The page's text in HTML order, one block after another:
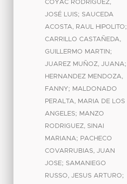
COYAC RODRÍGUEZ,
JOSÉ LUIS; SAUCEDA
ACOSTA, RAUL HIPOLITO;
CARRILLO CASTAÑEDA,
GUILLERMO MARTIN ;
JUAREZ MUÑOZ, JUANA;
HERNANDEZ MENDOZA,
FANNY; MALDONADO
PERALTA, MARIA DE LOS
ANGELES; MANZO
RODRIGUEZ, SINAI
MARIANA; PACHECO
COVARRUBIAS, JUAN
JOSE; SAMANIEGO
RUSSO, JESUS ARTURO;